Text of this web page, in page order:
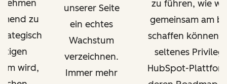
zu
wird,
unserer Seite
ein echtes
Wachstum
verzeichnen.
Immer mehr
zu führen, wie
gemeinsam am
schaffen können,
seltenes
HubSpot-